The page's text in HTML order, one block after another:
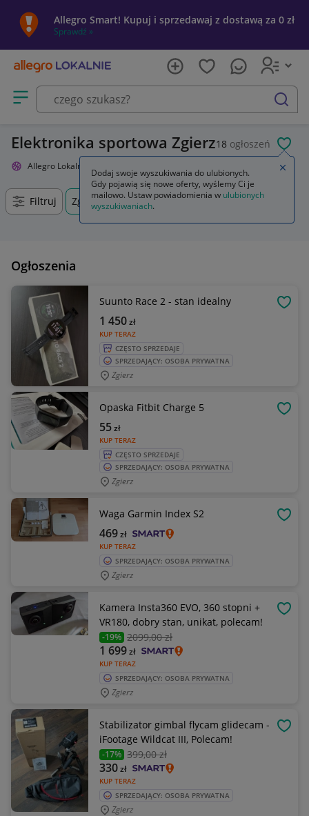
Allegro Smart! Kupuj i sprzedawaj z dostawą za 0 zł
Sprawdź »
Otwórz menu z kategoriami
szukaj
Elektronika sportowa Zgierz18 ogłoszeń
Allegro Lokalnie
Filtruj Zgierz, Łódzkie, +0 km
Ogłoszenia
Suunto Race 2 - stan idealny
KUP TERAZ
1 450zł
CZĘSTO SPRZEDAJE
SPRZEDAJĄCY: OSOBA PRYWATNA
Zgierz
Opaska Fitbit Charge 5
KUP TERAZ
55zł
CZĘSTO SPRZEDAJE
SPRZEDAJĄCY: OSOBA PRYWATNA
Zgierz
Waga Garmin Index S2
KUP TERAZ
469zł
SPRZEDAJĄCY: OSOBA PRYWATNA
Zgierz
Kamera Insta360 EVO, 360 stopni +
VR180, dobry stan, unikat, polecam!
-19% 2099,00 zł
KUP TERAZ
1 699zł
SPRZEDAJĄCY: OSOBA PRYWATNA
Zgierz
Stabilizator gimbal flycam glidecam -
iFootage Wildcat III, Polecam!
-17% 399,00 zł
KUP TERAZ
330zł
SPRZEDAJĄCY: OSOBA PRYWATNA
Zgierz
Dodaj swoje wyszukiwania do ulubionych.
Gdy pojawią się nowe oferty, wyślemy Ci je
mailowo. Ustaw powiadomienia w ulubionych
wyszukiwaniach.